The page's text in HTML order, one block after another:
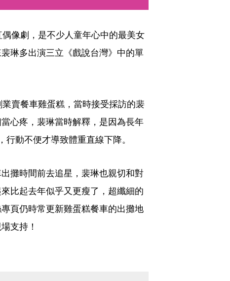
像劇，是不少人童年心中的最美女
琳多出演三立《戲說台灣》中的單
賣餐車雞蛋糕，當時接受採訪的裴
心疼，裴琳當時解釋，是因為長年
動不便才導致體重直線下降。
攤時間前去追星，裴琳也親切和對
比起去年似乎又更瘦了，超纖細的
頁仍時常更新雞蛋糕餐車的出攤地
支持！